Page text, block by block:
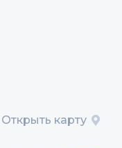
Открыть карту